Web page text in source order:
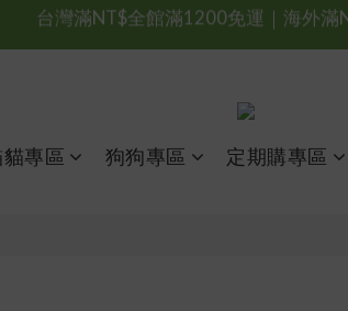
台灣滿NT$全館滿1200免運｜海外滿
會員優惠專區由此進
專區 狗狗專區 定期購專區